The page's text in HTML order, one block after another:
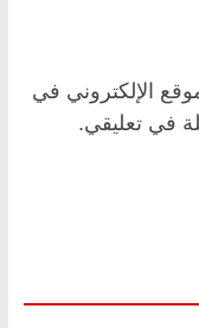
الإلكتروني في
في تعليقي.